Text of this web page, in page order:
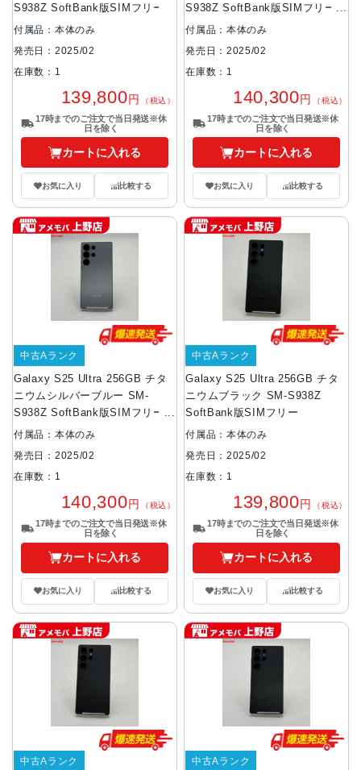
S938Z SoftBank版SIMフリー
付属品：本体のみ
発売日：2025/02
在庫数：1
139,800円 （税込）
17時までのご注文で当日発送※休
日を除く
カートに入れる
お気に入り 比較する
S938Z SoftBank版SIMフリー
美品
付属品：本体のみ
発売日：2025/02
在庫数：1
140,300円 （税込）
17時までのご注文で当日発送※休
日を除く
カートに入れる
お気に入り 比較する
Galaxy S25 Ultra 256GB チタ
ニウムシルバーブルー SM-
S938Z SoftBank版SIMフリー
美品
中古Aランク
付属品：本体のみ
発売日：2025/02
在庫数：1
140,300円 （税込）
17時までのご注文で当日発送※休
日を除く
カートに入れる
お気に入り 比較する
Galaxy S25 Ultra 256GB チタ
ニウムブラック SM-S938Z
SoftBank版SIMフリー
中古Aランク
付属品：本体のみ
発売日：2025/02
在庫数：1
139,800円 （税込）
17時までのご注文で当日発送※休
日を除く
カートに入れる
お気に入り 比較する
中古Aランク 中古Aランク